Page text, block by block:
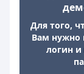
Для того,
Вам нужно
логин и